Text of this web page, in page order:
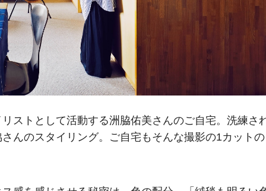
ストとして活動する洲脇佑美さんのご自宅。洗練さ
んのスタイリング。ご自宅もそんな撮影の1カット